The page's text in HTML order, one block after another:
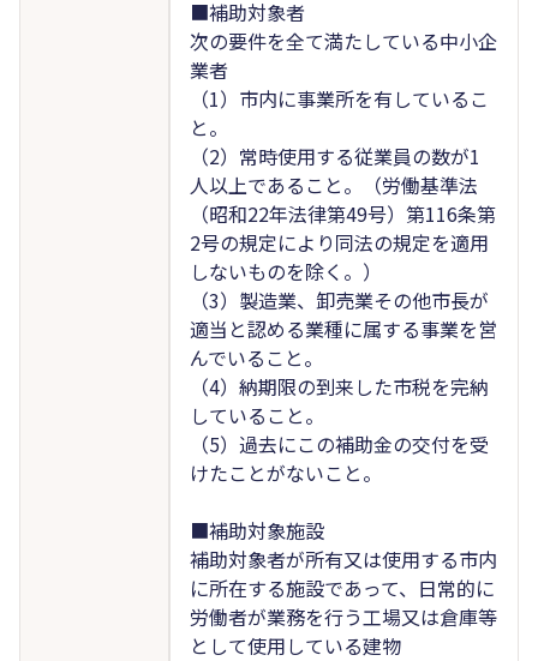
■補助対象者
次の要件を全て満たしている中小企
業者
（1）市内に事業所を有しているこ
と。
（2）常時使用する従業員の数が1
人以上であること。（労働基準法
（昭和22年法律第49号）第116条第
2号の規定により同法の規定を適用
しないものを除く。）
（3）製造業、卸売業その他市長が
適当と認める業種に属する事業を営
んでいること。
（4）納期限の到来した市税を完納
していること。
（5）過去にこの補助金の交付を受
けたことがないこと。
■補助対象施設
補助対象者が所有又は使用する市内
に所在する施設であって、日常的に
労働者が業務を行う工場又は倉庫等
として使用している建物